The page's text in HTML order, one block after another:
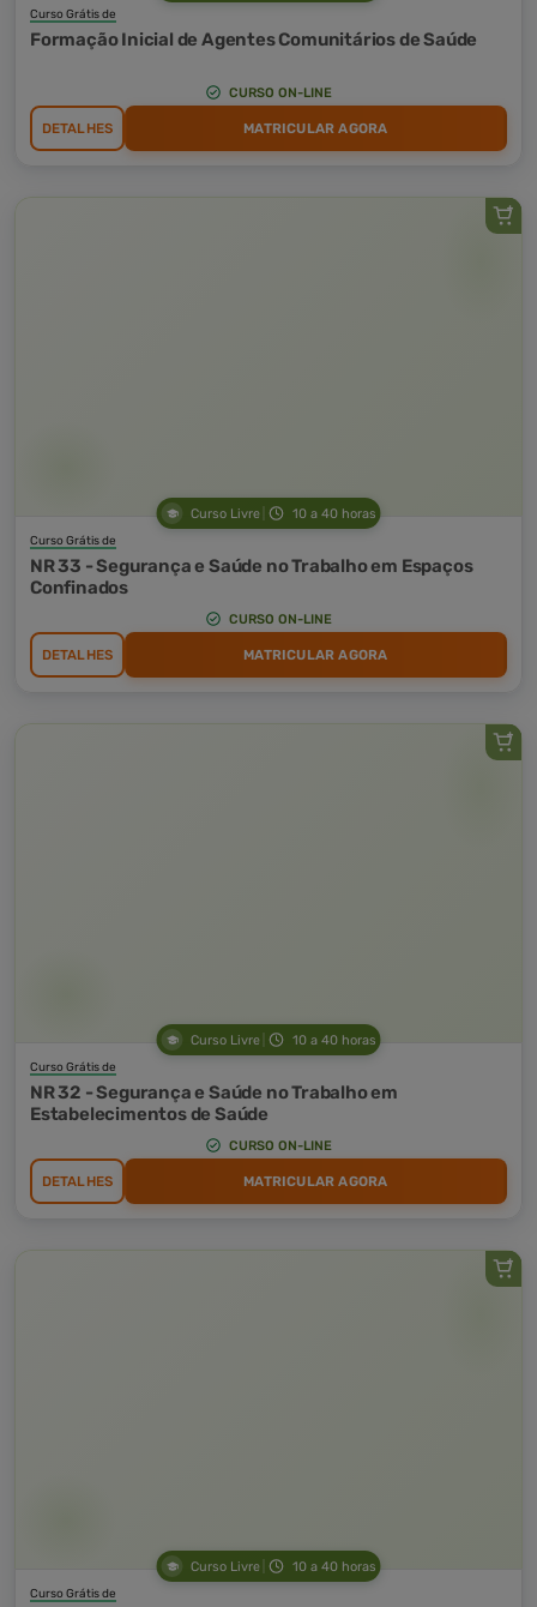
Curso Grátis de
Formação Inicial de Agentes Comunitários de Saúde
CURSO ON-LINE
DETALHES MATRICULAR AGORA
Curso Livre 10 a 40 horas
Curso Grátis de
NR 33 - Segurança e Saúde no Trabalho em Espaços
Confinados
CURSO ON-LINE
DETALHES MATRICULAR AGORA
Curso Livre 10 a 40 horas
Curso Grátis de
NR 32 - Segurança e Saúde no Trabalho em
Estabelecimentos de Saúde
CURSO ON-LINE
DETALHES MATRICULAR AGORA
Curso Livre 10 a 40 horas
Curso Grátis de